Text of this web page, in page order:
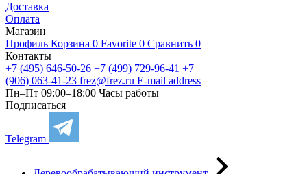
Доставка
Оплата
Магазин
Профиль Корзина 0 Favorite 0 Сравнить 0
Контакты
+7 (495) 646-50-26 +7 (499) 729-96-41 +7
(906) 063-41-23 frez@frez.ru E-mail address
Пн–Пт 09:00–18:00 Часы работы
Подписаться
Telegram